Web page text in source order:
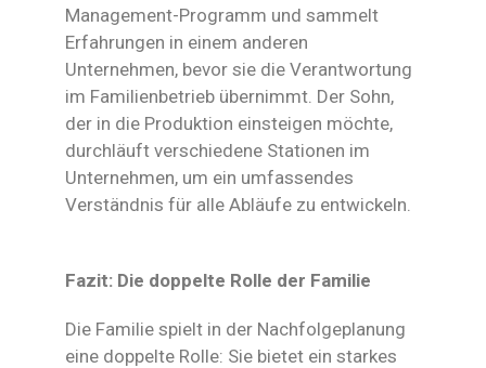
Management-Programm und sammelt
Erfahrungen in einem anderen
Unternehmen, bevor sie die Verantwortung
im Familienbetrieb übernimmt. Der Sohn,
der in die Produktion einsteigen möchte,
durchläuft verschiedene Stationen im
Unternehmen, um ein umfassendes
Verständnis für alle Abläufe zu entwickeln.
Fazit: Die doppelte Rolle der Familie
Die Familie spielt in der Nachfolgeplanung
eine doppelte Rolle: Sie bietet ein starkes